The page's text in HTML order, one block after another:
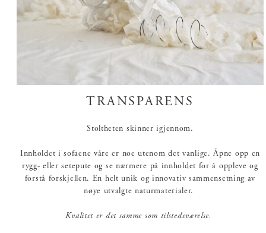
TRANSPARENS
Stoltheten skinner igjennom.
Innholdet i sofaene våre er noe utenom det vanlige. Åpne opp en
rygg- eller setepute og se nærmere på innholdet for å oppleve og
forstå forskjellen. En helt unik og innovativ sammensetning av
nøye utvalgte naturmaterialer.
Kvalitet er det samme som tilstedeværelse.